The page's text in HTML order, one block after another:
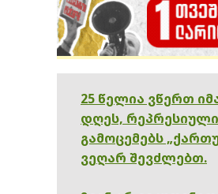
25 წელია ვწერთ
დღეს,
გამოცემებს
ვეღარ შევძლებთ.